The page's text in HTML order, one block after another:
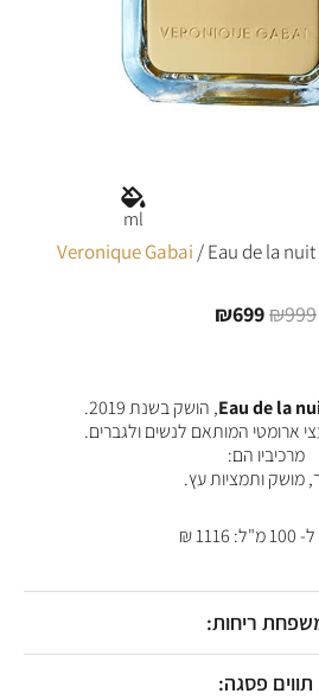
Veronique Gabai/ Eau de la
₪999 המחיר
₪699 המחיר
Eau de la, הושק בשנת 2019.
ארומטי המותאם לנשים ולגברים.
מרכיביו הם:
מושק ותמציות עץ.
₪
ריחות:
תווים פסגה:
ml